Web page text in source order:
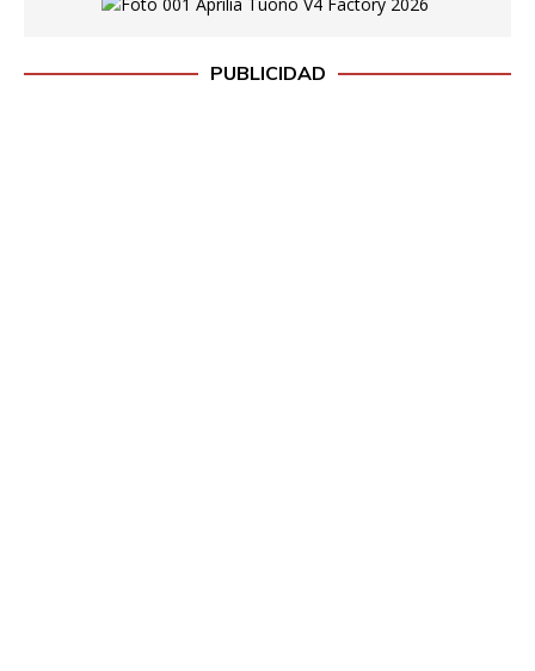
PUBLICIDAD